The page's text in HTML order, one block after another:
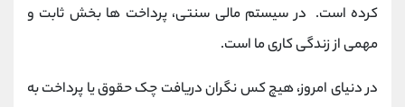
کرده است. در سیستم مالی سنتی، پرداخت ها بخش ثابت و
مهمی از زندگی کاری ما است.
در دنیای امروز، هیچ کس نگران دریافت چک حقوق یا پرداخت به